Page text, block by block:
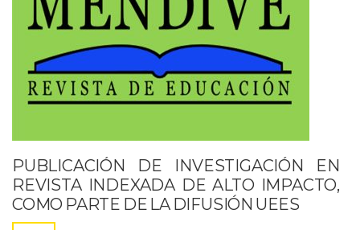
PUBLICACIÓN DE INVESTIGACIÓN EN
REVISTA INDEXADA DE ALTO IMPACTO,
COMO PARTE DE LA DIFUSIÓN UEES